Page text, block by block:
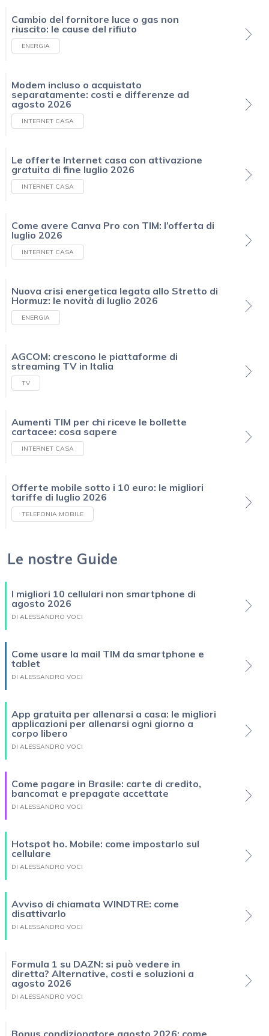
Cambio del fornitore luce o gas non
riuscito: le cause del rifiuto
ENERGIA
Modem incluso o acquistato
separatamente: costi e differenze ad
agosto 2026
INTERNET CASA
Le offerte Internet casa con attivazione
gratuita di fine luglio 2026
INTERNET CASA
Come avere Canva Pro con TIM: l’offerta di
luglio 2026
INTERNET CASA
Nuova crisi energetica legata allo Stretto di
Hormuz: le novità di luglio 2026
ENERGIA
AGCOM: crescono le piattaforme di
streaming TV in Italia
TV
Aumenti TIM per chi riceve le bollette
cartacee: cosa sapere
INTERNET CASA
Offerte mobile sotto i 10 euro: le migliori
tariffe di luglio 2026
TELEFONIA MOBILE
Le nostre Guide
I migliori 10 cellulari non smartphone di
agosto 2026
DI ALESSANDRO VOCI
Come usare la mail TIM da smartphone e
tablet
DI ALESSANDRO VOCI
App gratuita per allenarsi a casa: le migliori
applicazioni per allenarsi ogni giorno a
corpo libero
DI ALESSANDRO VOCI
Come pagare in Brasile: carte di credito,
bancomat e prepagate accettate
DI ALESSANDRO VOCI
Hotspot ho. Mobile: come impostarlo sul
cellulare
DI ALESSANDRO VOCI
Avviso di chiamata WINDTRE: come
disattivarlo
DI ALESSANDRO VOCI
Formula 1 su DAZN: si può vedere in
diretta? Alternative, costi e soluzioni a
agosto 2026
DI ALESSANDRO VOCI